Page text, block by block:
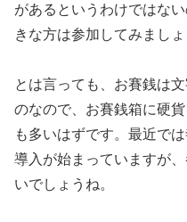
があるというわけではな
きな方は参加してみましょ
とは言っても、お賽銭は
のなので、お賽銭箱に硬
も多いはずです。最近で
導入が始まっていますが
いでしょうね。